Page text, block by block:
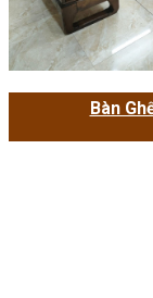
Bàn